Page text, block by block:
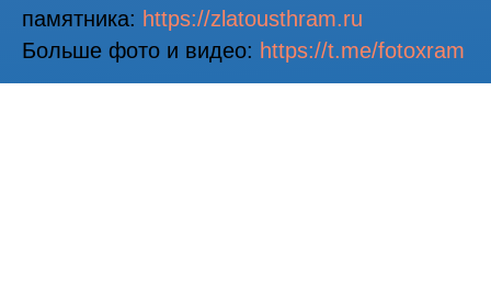
памятника: https://zlatousthram.ru
Больше фото и видео: https://t.me/fotoxram